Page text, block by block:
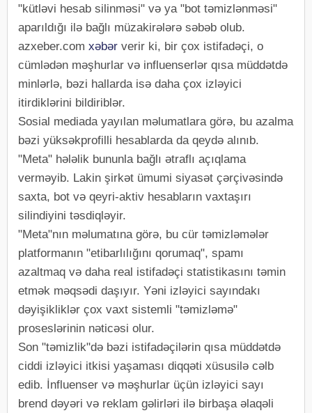
"kütləvi hesab silinməsi" və ya "bot təmizlənməsi"
aparıldığı ilə bağlı müzakirələrə səbəb olub.
azxeber.com xəbər verir ki, bir çox istifadəçi, o
cümlədən məşhurlar və influenserlər qısa müddətdə
minlərlə, bəzi hallarda isə daha çox izləyici
itirdiklərini bildiriblər.
Sosial mediada yayılan məlumatlara görə, bu azalma
bəzi yüksəkprofilli hesablarda da qeydə alınıb.
"Meta" hələlik bununla bağlı ətraflı açıqlama
verməyib. Lakin şirkət ümumi siyasət çərçivəsində
saxta, bot və qeyri-aktiv hesabların vaxtaşırı
silindiyini təsdiqləyir.
"Meta"nın məlumatına görə, bu cür təmizləmələr
platformanın "etibarlılığını qorumaq", spamı
azaltmaq və daha real istifadəçi statistikasını təmin
etmək məqsədi daşıyır. Yəni izləyici sayındakı
dəyişikliklər çox vaxt sistemli "təmizləmə"
proseslərinin nəticəsi olur.
Son "təmizlik"də bəzi istifadəçilərin qısa müddətdə
ciddi izləyici itkisi yaşaması diqqəti xüsusilə cəlb
edib. İnfluenser və məşhurlar üçün izləyici sayı
brend dəyəri və reklam gəlirləri ilə birbaşa əlaqəli